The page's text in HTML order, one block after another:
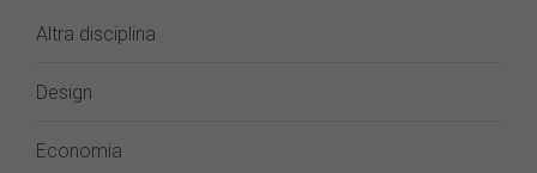
Altra disciplina
Design
Economia